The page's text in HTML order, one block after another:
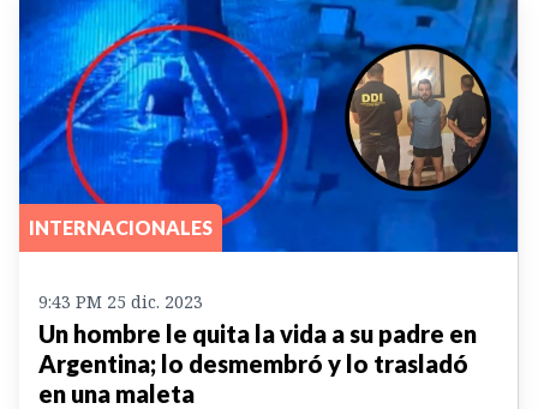
INTERNACIONALES
9:43 PM 25 dic. 2023
Un hombre le quita la vida a su padre en
Argentina; lo desmembró y lo trasladó
en una maleta